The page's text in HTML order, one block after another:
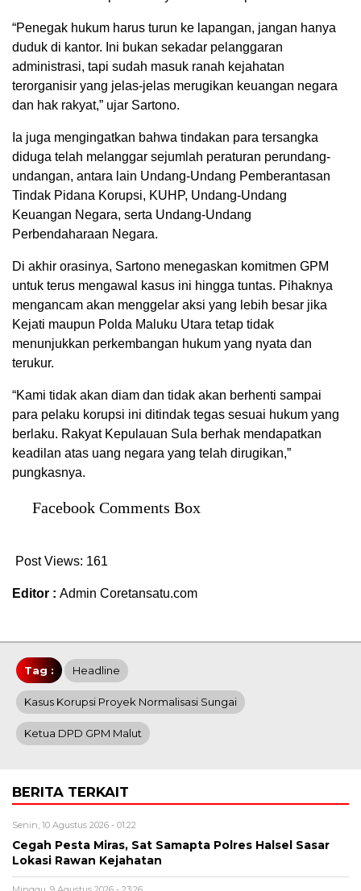
“Penegak hukum harus turun ke lapangan, jangan hanya
duduk di kantor. Ini bukan sekadar pelanggaran
administrasi, tapi sudah masuk ranah kejahatan
terorganisir yang jelas-jelas merugikan keuangan negara
dan hak rakyat,” ujar Sartono.
Ia juga mengingatkan bahwa tindakan para tersangka
diduga telah melanggar sejumlah peraturan perundang-
undangan, antara lain Undang-Undang Pemberantasan
Tindak Pidana Korupsi, KUHP, Undang-Undang
Keuangan Negara, serta Undang-Undang
Perbendaharaan Negara.
Di akhir orasinya, Sartono menegaskan komitmen GPM
untuk terus mengawal kasus ini hingga tuntas. Pihaknya
mengancam akan menggelar aksi yang lebih besar jika
Kejati maupun Polda Maluku Utara tetap tidak
menunjukkan perkembangan hukum yang nyata dan
terukur.
“Kami tidak akan diam dan tidak akan berhenti sampai
para pelaku korupsi ini ditindak tegas sesuai hukum yang
berlaku. Rakyat Kepulauan Sula berhak mendapatkan
keadilan atas uang negara yang telah dirugikan,”
pungkasnya.
Facebook Comments Box
Post Views: 161
Editor : Admin Coretansatu.com
Tag : Headline
Kasus Korupsi Proyek Normalisasi Sungai
Ketua DPD GPM Malut
BERITA TERKAIT
Senin, 10 Agustus 2026 - 01:22
Cegah Pesta Miras, Sat Samapta Polres Halsel Sasar
Lokasi Rawan Kejahatan